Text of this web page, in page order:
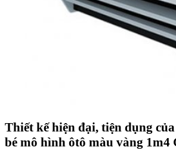
Thiết kế hiện đại, tiện dụng
bé mô hình ôtô màu vàng 1m4